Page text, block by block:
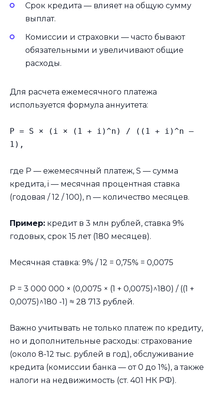
Срок кредита — влияет на общую сумму
выплат.
Комиссии и страховки — часто бывают
обязательными и увеличивают общие
расходы.
Для расчета ежемесячного платежа
используется формула аннуитета:
P = S × (i × (1 + i)^n) / ((1 + i)^n —
1),
где P — ежемесячный платеж, S — сумма
кредита, i — месячная процентная ставка
(годовая / 12 / 100), n — количество месяцев.
Пример: кредит в 3 млн рублей, ставка 9%
годовых, срок 15 лет (180 месяцев).
Месячная ставка: 9% / 12 = 0,75% = 0,0075
P = 3 000 000 × (0,0075 × (1 + 0,0075)^180) / ((1 +
0,0075)^180 -1) ≈ 28 713 рублей.
Важно учитывать не только платеж по кредиту,
но и дополнительные расходы: страхование
(около 8-12 тыс. рублей в год), обслуживание
кредита (комиссии банка — от 0 до 1%), а также
налоги на недвижимость (ст. 401 НК РФ).